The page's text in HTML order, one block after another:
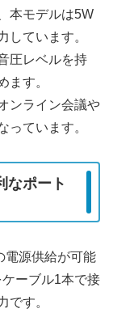
本モデルは5W
しています。
圧レベルを持
ます。
ンライン会議や
っています。
なポート
電源供給が可能
ーブル1本で接
です。